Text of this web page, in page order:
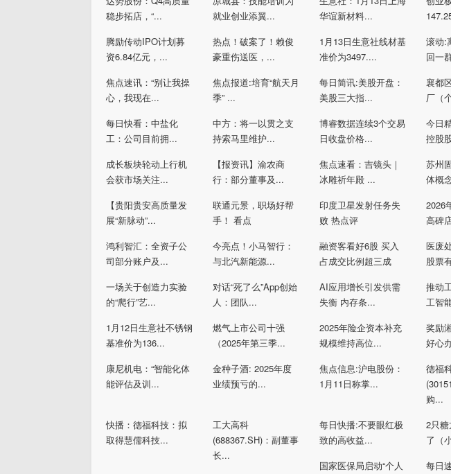
稳步拓店，“...
就业创业添翼...
华谊新材料...
腾励传动IPO计划募
资6.84亿元，...
热点！破案了！赖俊
豪重伤送医，...
1月13日生意社线材基
准价为3497....
滚动:
回一
焦点速讯：“别让我操
心，我现在...
焦点报道:培育“航天月
季” ...
每日简讯:美股开盘：
美股三大指...
襄都
厂（
每日快看：中盐化
工：公司目前拥...
中方：将一以贯之支
持索马里维护...
博睿数据连续3个交易
日收盘价格...
今日
控股
成长板块轮动上行机
会获市场关注...
【报资讯】渝农商
行：部分董事及...
焦点速看：吉镜头｜
冰雕祈年殿 ...
苏州
体概
【贵阳贵安高质量发
展“新脉动”...
联通元景，职场好帮
手！ 看点
印度卫星发射任务失
败 热点评
2026
高碑
鸿利智汇：全资子公
司部分账户及...
今亮点！小马智行：
与北汽新能源...
融资客看好6股 买入
占成交比例超三成
医废
股票
一场关于创造力实验
的“爬行”艺...
对话“死了么”App创始
人：团队...
AI应用增长引发供需
失衡 内存条...
推动
工智
1月12日生意社不锈钢
基准价为136...
燃气上市公司十强
（2025年第三季...
2025年险企资本补充
规模维持高位...
奖励
好心
康尼机电：“智能化体
能评估及训...
金种子酒: 2025年度
业绩预亏的...
焦点信息:沪电股份：
1月11日称掌...
德福
购...
快播：德福科技：拟
取得慧儒科技...
工大高科
(688367.SH)：副董事
长...
每日快播:不要眼红极
致的高收益...
2只
了（
国家医保局启动“个人
每日